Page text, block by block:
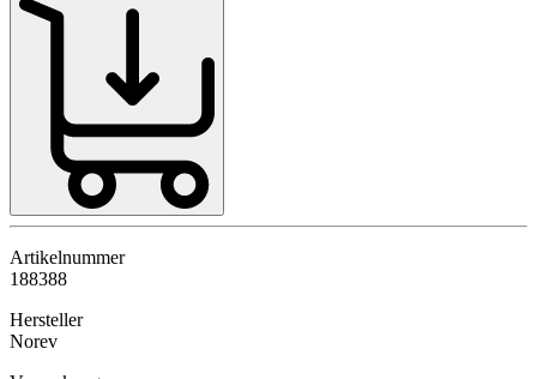
Artikelnummer
188388
Hersteller
Norev